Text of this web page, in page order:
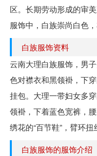
区。长期劳动形成的审
服饰中，白族崇尚白色
白族服饰资料
云南大理白族服饰，男
色对襟衣和黑领褂，下
挂包。大理一带妇女多
领褂，下着蓝色宽裤，
绣花的“百节鞋”，臂环扭
白族服饰的服饰介绍